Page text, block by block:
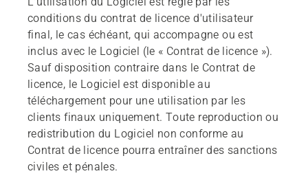
conditions du contrat de licence d'utilisateur
final, le cas échéant, qui accompagne ou est
inclus avec le Logiciel (le « Contrat de licence »).
Sauf disposition contraire dans le Contrat de
licence, le Logiciel est disponible au
téléchargement pour une utilisation par les
clients finaux uniquement. Toute reproduction ou
redistribution du Logiciel non conforme au
Contrat de licence pourra entraîner des sanctions
civiles et pénales.